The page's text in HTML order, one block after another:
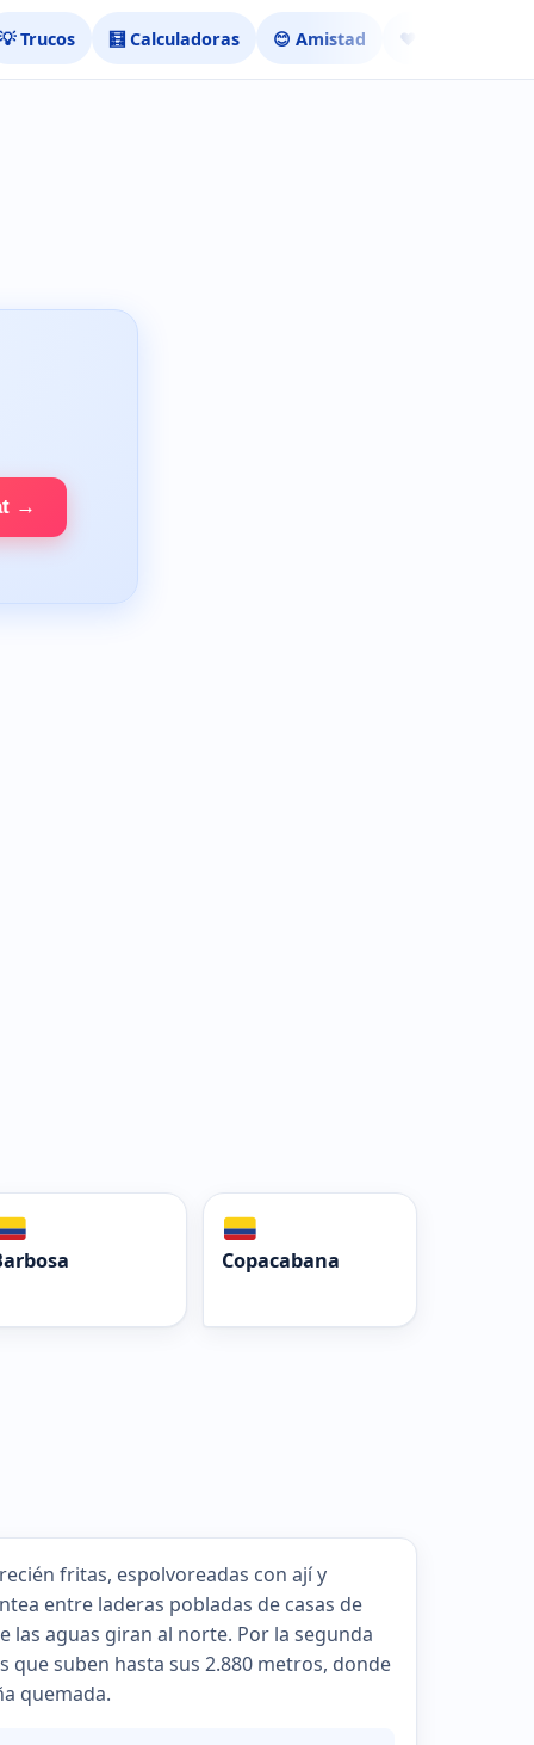
💡 Trucos 🧮 Calculadoras 😊 Amistad ❤️ Ligar
→
Copacabana
fritas, espolvoreadas con ají y
entre laderas pobladas de casas de
aguas giran al norte. Por la segunda
que suben hasta sus 2.880 metros, donde
quemada.